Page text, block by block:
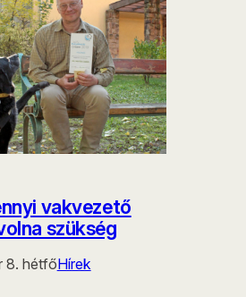
vakvezető
szükség
8. hétfőHírek